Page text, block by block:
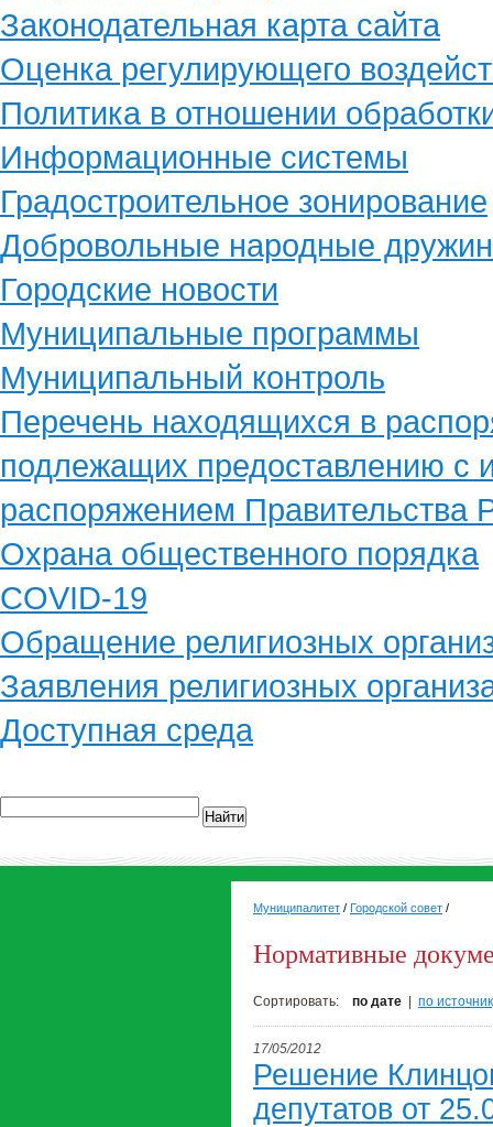
Законодательная карта сайта
Оценка регулирующего
Политика в отношении
Информационные системы
Градостроительное зонирование
Добровольные народные
Городские новости
Муниципальные программы
Муниципальный контроль
Перечень находящихся в
подлежащих предоставлению с
распоряжением
Охрана общественного порядка
COVID-19
Обращение религиозных
Заявления религиозных
Доступная среда
Найти
Муниципалитет / Городской совет /
Нормативные
Сортировать: по дате по
17/05/2012
Решение
депутатов от